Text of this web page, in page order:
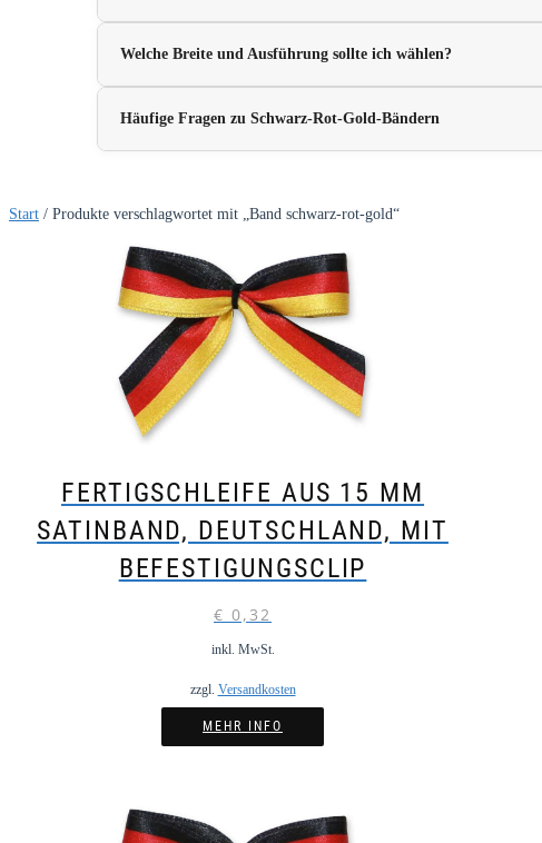
Welche Breite und Ausführung sollte ich wählen?
Häufige Fragen zu Schwarz-Rot-Gold-Bändern
Start / Produkte verschlagwortet mit „Band schwarz-rot-gold“
FERTIGSCHLEIFE AUS 15 MM
SATINBAND, DEUTSCHLAND, MIT
BEFESTIGUNGSCLIP
€ 0,32
inkl. MwSt.
zzgl. Versandkosten
MEHR INFO